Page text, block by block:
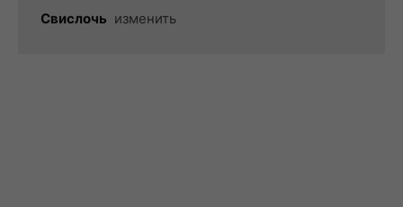
Свислочь изменить